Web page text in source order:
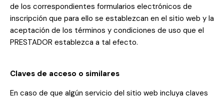
de los correspondientes formularios electrónicos de
inscripción que para ello se establezcan en el sitio web y la
aceptación de los términos y condiciones de uso que el
PRESTADOR establezca a tal efecto.
Claves de acceso o similares
En caso de que algún servicio del sitio web incluya claves